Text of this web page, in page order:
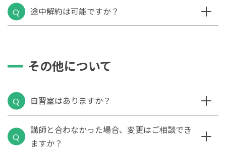
途中解約は可能ですか？
その他について
自習室はありますか？
講師と合わなかった場合、変更はご相談でき
ますか？